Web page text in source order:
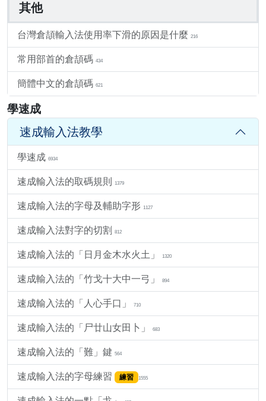
其他
台灣倉頡輸入法使用率下滑的原因是什麼 216
常用部首的倉頡碼 434
簡體中文的倉頡碼 621
學速成
速成輸入法教學
學速成 6934
速成輸入法的取碼規則 1379
速成輸入法的字母及輔助字形 1127
速成輸入法對字的切割 812
速成輸入法的「日月金木水火土」 1320
速成輸入法的「竹戈十大中一弓」 894
速成輸入法的「人心手口」 710
速成輸入法的「尸廿山女田卜」 683
速成輸入法的「難」鍵 564
速成輸入法的字母練習 練習 1555